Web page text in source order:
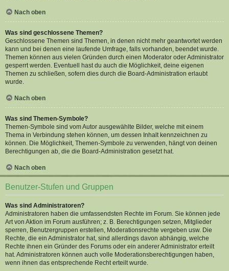
Nach oben
Was sind geschlossene Themen?
Geschlossene Themen sind Themen, in denen nicht mehr geantwortet werden
kann und bei denen eine laufende Umfrage, falls vorhanden, beendet wurde.
Themen können aus vielen Gründen durch einen Moderator oder Administrator
gesperrt werden. Eventuell hast du auch die Möglichkeit, deine eigenen
Themen zu schließen, sofern dies durch die Board-Administration erlaubt
wurde.
Nach oben
Was sind Themen-Symbole?
Themen-Symbole sind vom Autor ausgewählte Bilder, welche mit einem
Thema in Verbindung stehen können, um dessen Inhalt kennzeichnen zu
können. Die Möglichkeit, Themen-Symbole zu verwenden, hängt von deinen
Berechtigungen ab, die die Board-Administration gesetzt hat.
Nach oben
Benutzer-Stufen und Gruppen
Was sind Administratoren?
Administratoren haben die umfassendsten Rechte im Forum. Sie können jede
Art von Aktion im Forum ausführen; z. B. Berechtigungen setzen, Mitglieder
sperren, Benutzergruppen erstellen, Moderationsrechte vergeben usw. Die
Rechte, die ein Administrator hat, sind allerdings davon abhängig, welche
Rechte ihnen ein Gründer des Forums oder ein anderer Administrator erteilt
hat. Administratoren können auch volle Moderationsberechtigungen haben,
wenn ihnen das entsprechende Recht erteilt wurde.